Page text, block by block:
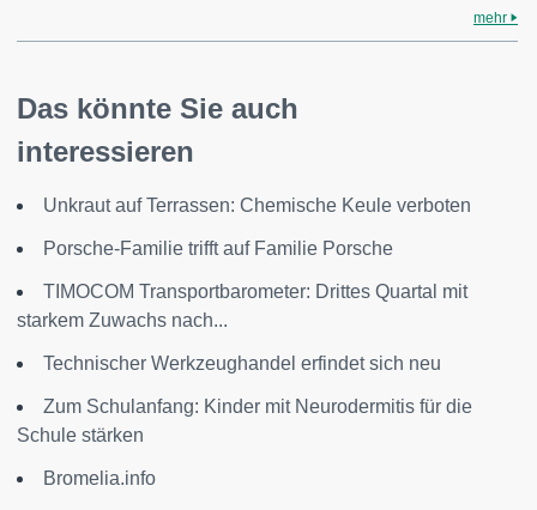
mehr
Das könnte Sie auch
interessieren
Unkraut auf Terrassen: Chemische Keule verboten
Porsche-Familie trifft auf Familie Porsche
TIMOCOM Transportbarometer: Drittes Quartal mit
starkem Zuwachs nach...
Technischer Werkzeughandel erfindet sich neu
Zum Schulanfang: Kinder mit Neurodermitis für die
Schule stärken
Bromelia.info